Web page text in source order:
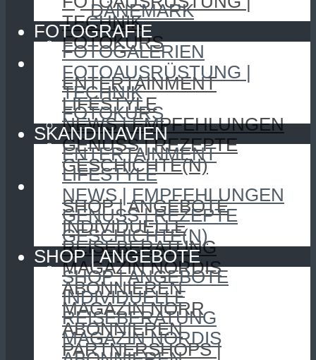
TECHNIK
FOTOKURS
SKANDINAVIEN
ENTERTAINMENT
LIFESTYLE
NEWS | EMPFEHLUNGEN
GENUSS | REZEPTE
GESCHICHTE(N)
SHOP | ANGEBOTE
SHOP | ANGEBOTE
INDIVIDUELLE
REISEBERATUNG
MAGAZIN NORDIS
ABONNIEREN
MAGAZIN NORR
ABONNIEREN
PARTNERSHOPS |
DÄNEMARK
FOTOGRAFIE
FOTOGALERIEN
FOTOAUSRÜSTUNG |
TECHNIK
FOTOKURS
SKANDINAVIEN
ENTERTAINMENT
LIFESTYLE
NEWS | EMPFEHLUNGEN
GENUSS | REZEPTE
GESCHICHTE(N)
SHOP | ANGEBOTE
SHOP | ANGEBOTE
INDIVIDUELLE
REISEBERATUNG
MAGAZIN NORDIS